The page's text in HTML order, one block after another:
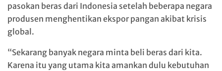
pasokan beras dari Indonesia setelah beberapa negara
produsen menghentikan ekspor pangan akibat krisis
global.
“Sekarang banyak negara minta beli beras dari kita.
Karena itu yang utama kita amankan dulu kebutuhan